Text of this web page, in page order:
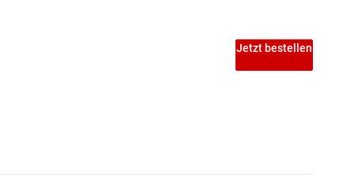
Jetzt bestellen